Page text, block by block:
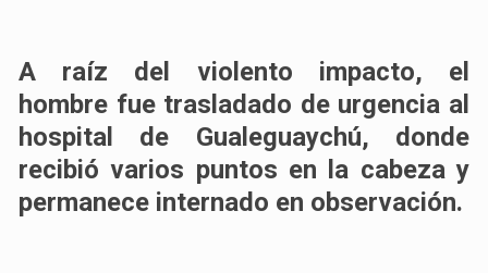
A raíz del violento impacto, el
hombre fue trasladado de urgencia al
hospital de Gualeguaychú, donde
recibió varios puntos en la cabeza y
permanece internado en observación.